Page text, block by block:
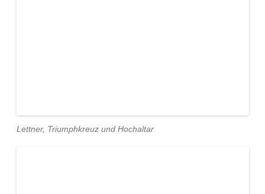
Lettner, Triumphkreuz und Hochaltar